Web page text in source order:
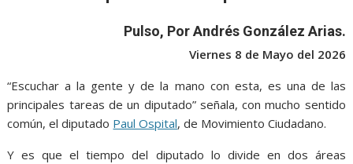
p g m
Pulso, Por Andrés González Arias.
Viernes 8 de Mayo del 2026
“Escuchar a la gente y de la mano con esta, es una de las
principales tareas de un diputado” señala, con mucho sentido
común, el diputado Paul Ospital, de Movimiento Ciudadano.
Y es que el tiempo del diputado lo divide en dos áreas